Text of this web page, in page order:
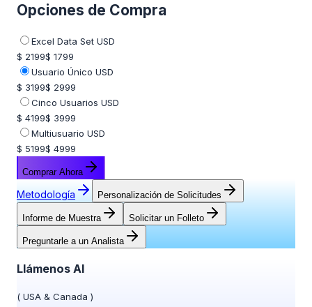
Opciones de Compra
Excel Data Set USD
$ 2199$ 1799
Usuario Único USD
$ 3199$ 2999
Cinco Usuarios USD
$ 4199$ 3999
Multiusuario USD
$ 5199$ 4999
Comprar Ahora
Metodología Personalización de Solicitudes
Informe de Muestra Solicitar un Folleto
Preguntarle a un Analista
Llámenos Al
( USA & Canada )